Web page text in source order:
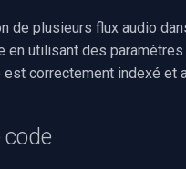
de plusieurs flux audio
en utilisant des
est correctement indexé et
code